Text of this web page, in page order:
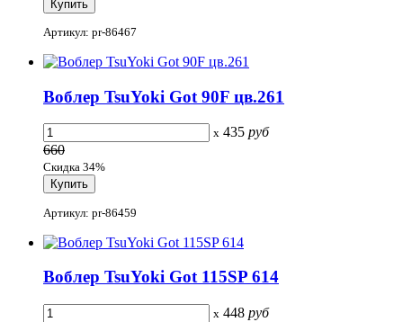
Артикул: pr-86467
Воблер TsuYoki Got 90F цв.261
x 435 руб
660
Скидка 34%
Артикул: pr-86459
Воблер TsuYoki Got 115SP 614
x 448 руб